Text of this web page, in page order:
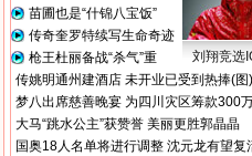
苗圃也是“什锦八宝饭”
传奇奎罗特续写生命奇迹
枪王杜丽备战“杀气”重
刘翔竞选
传姚明通州建酒店 未开业已受到热捧(图)
梦八出席慈善晚宴 为四川灾区筹款300
大马“跳水公主”获赞誉 美丽更胜郭晶晶
国奥18人名单将进行调整 沈元龙有望复